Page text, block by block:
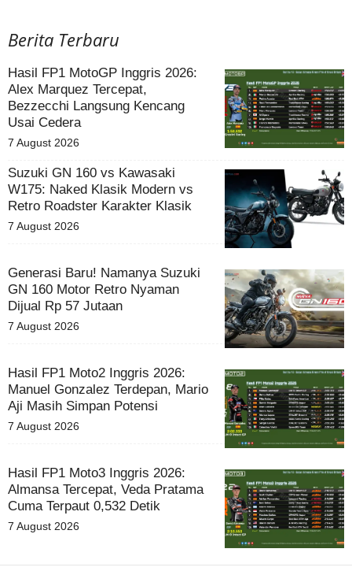
Berita Terbaru
Hasil FP1 MotoGP Inggris 2026:
Alex Marquez Tercepat,
Bezzecchi Langsung Kencang
Usai Cedera
7 August 2026
Suzuki GN 160 vs Kawasaki
W175: Naked Klasik Modern vs
Retro Roadster Karakter Klasik
7 August 2026
Generasi Baru! Namanya Suzuki
GN 160 Motor Retro Nyaman
Dijual Rp 57 Jutaan
7 August 2026
Hasil FP1 Moto2 Inggris 2026:
Manuel Gonzalez Terdepan, Mario
Aji Masih Simpan Potensi
7 August 2026
Hasil FP1 Moto3 Inggris 2026:
Almansa Tercepat, Veda Pratama
Cuma Terpaut 0,532 Detik
7 August 2026